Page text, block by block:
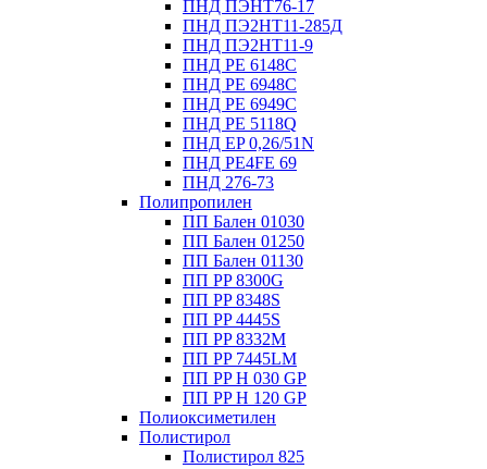
ПНД ПЭНТ76-17
ПНД ПЭ2НТ11-285Д
ПНД ПЭ2НТ11-9
ПНД PE 6148C
ПНД PE 6948C
ПНД PE 6949C
ПНД PE 5118Q
ПНД EP 0,26/51N
ПНД PE4FE 69
ПНД 276-73
Полипропилен
ПП Бален 01030
ПП Бален 01250
ПП Бален 01130
ПП PP 8300G
ПП PP 8348S
ПП PP 4445S
ПП PP 8332M
ПП PP 7445LM
ПП PP H 030 GP
ПП PP H 120 GP
Полиоксиметилен
Полистирол
Полистирол 825